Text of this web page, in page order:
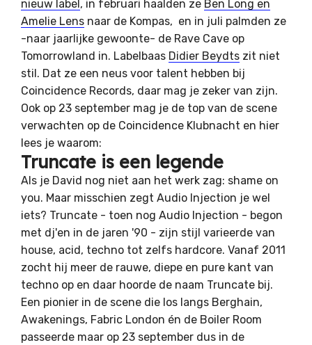
nieuw label , in februari haalden ze Ben Long en
Amelie Lens naar de Kompas, en in juli palmden ze
-naar jaarlijke gewoonte- de Rave Cave op
Tomorrowland in. Labelbaas Didier Beydts zit niet
stil. Dat ze een neus voor talent hebben bij
Coincidence Records, daar mag je zeker van zijn.
Ook op 23 september mag je de top van de scene
verwachten op de Coincidence Klubnacht en hier
lees je waarom:
Truncate is een legende
Als je David nog niet aan het werk zag: shame on
you. Maar misschien zegt Audio Injection je wel
iets? Truncate - toen nog Audio Injection - begon
met dj'en in de jaren '90 - zijn stijl varieerde van
house, acid, techno tot zelfs hardcore. Vanaf 2011
zocht hij meer de rauwe, diepe en pure kant van
techno op en daar hoorde de naam Truncate bij.
Een pionier in de scene die los langs Berghain,
Awakenings, Fabric London én de Boiler Room
passeerde maar op 23 september dus in de